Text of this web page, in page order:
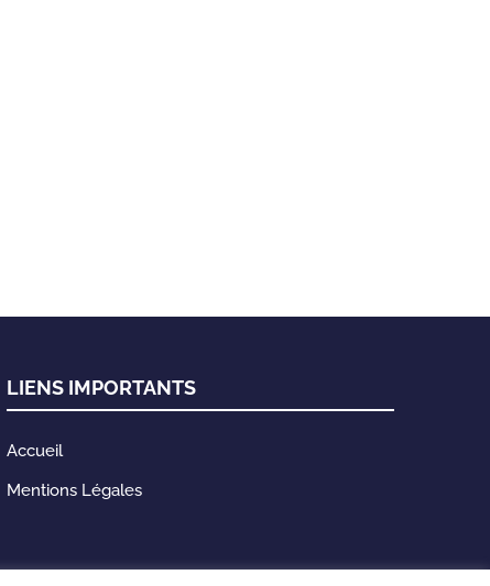
LIENS IMPORTANTS
Accueil
Mentions Légales